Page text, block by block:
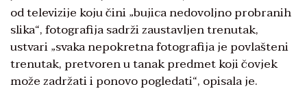
od televizije koju čini „bujica nedovoljno probranih
slika“, fotografija sadrži zaustavljen trenutak,
ustvari „svaka nepokretna fotografija je povlašteni
trenutak, pretvoren u tanak predmet koji čovjek
može zadržati i ponovo pogledati“, opisala je.